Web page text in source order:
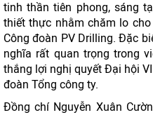
tinh thần tiên phong, sáng
thiết thực nhằm chăm lo
Công đoàn PV Drilling. Đặc
nghĩa rất quan trọng trong
thắng lợi nghị quyết Đại hội
đoàn Tổng công ty.
Đồng chí Nguyễn Xuân